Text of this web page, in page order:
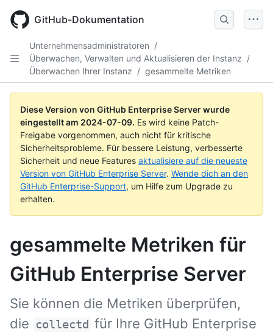
main
GitHub-Dokumentation
Unternehmensadministratoren /
Überwachen, Verwalten und Aktualisieren der Instanz /
Überwachen Ihrer Instanz / gesammelte Metriken
Diese Version von GitHub Enterprise Server wurde
eingestellt am 2024-07-09. Es wird keine Patch-
Freigabe vorgenommen, auch nicht für kritische
Sicherheitsprobleme. Für bessere Leistung, verbesserte
Sicherheit und neue Features aktualisiere auf die neueste
Version von GitHub Enterprise Server. Wende dich an den
GitHub Enterprise-Support, um Hilfe zum Upgrade zu
erhalten.
gesammelte Metriken für
GitHub Enterprise Server
Sie können die Metriken überprüfen,
die
collectd für Ihre GitHub Enterprise